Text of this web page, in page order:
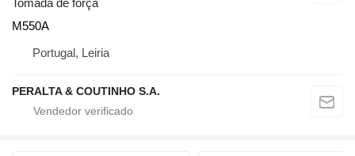
M550A
Portugal, Leiria
PERALTA & COUTINHO S.A.